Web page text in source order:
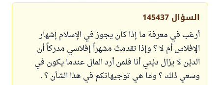
السؤال 145437
أرغب في معرفة ما إذا كان يجوز في الإسلام إشهار
الإفلاس أم لا ؟ وإذا تقدمتُ مشهراً إفلاسي مدركاً أن
الديْن لا يزال ديْني أنا فلمن أرد المال عندما يكون في
وسعي ذلك ؟ وما هي توجيهاتكم في هذا الشأن ؟ .